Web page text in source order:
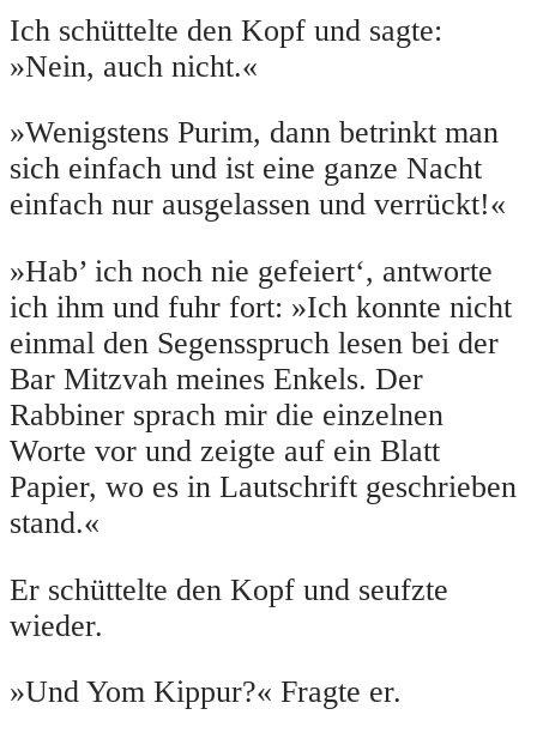
Ich schüttelte den Kopf und sagte:
»Nein, auch nicht.«
»Wenigstens Purim, dann betrinkt man
sich einfach und ist eine ganze Nacht
einfach nur ausgelassen und verrückt!«
»Hab’ ich noch nie gefeiert‘, antworte
ich ihm und fuhr fort: »Ich konnte nicht
einmal den Segensspruch lesen bei der
Bar Mitzvah meines Enkels. Der
Rabbiner sprach mir die einzelnen
Worte vor und zeigte auf ein Blatt
Papier, wo es in Lautschrift geschrieben
stand.«
Er schüttelte den Kopf und seufzte
wieder.
»Und Yom Kippur?« Fragte er.